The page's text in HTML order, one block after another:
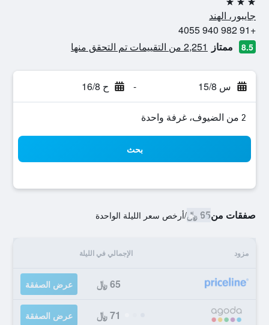
3 نجوم
جايبور، الهند
+91 982 940 4055
8.5 ممتاز 2,251 من التقييمات تم التحقق منها
س 15/8 - ح 16/8
2 من الضيوف، غرفة واحدة
بحث
صفقات من65 ﷼ /أرخص سعر الليلة الواحدة
مزود الإجمالي في الليلة
65 ﷼ عرض الصفقة
71 ﷼ عرض الصفقة